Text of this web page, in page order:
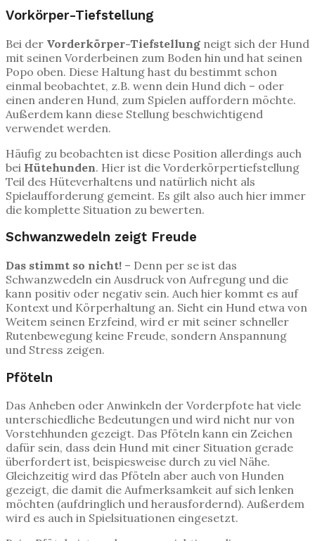
Vorkörper-Tiefstellung
Bei der Vorderkörper-Tiefstellung neigt sich der Hund
mit seinen Vorderbeinen zum Boden hin und hat seinen
Popo oben. Diese Haltung hast du bestimmt schon
einmal beobachtet, z.B. wenn dein Hund dich – oder
einen anderen Hund, zum Spielen auffordern möchte.
Außerdem kann diese Stellung beschwichtigend
verwendet werden.
Häufig zu beobachten ist diese Position allerdings auch
bei Hütehunden. Hier ist die Vorderkörpertiefstellung
Teil des Hüteverhaltens und natürlich nicht als
Spielaufforderung gemeint. Es gilt also auch hier immer
die komplette Situation zu bewerten.
Schwanzwedeln zeigt Freude
Das stimmt so nicht! – Denn per se ist das
Schwanzwedeln ein Ausdruck von Aufregung und die
kann positiv oder negativ sein. Auch hier kommt es auf
Kontext und Körperhaltung an. Sieht ein Hund etwa von
Weitem seinen Erzfeind, wird er mit seiner schneller
Rutenbewegung keine Freude, sondern Anspannung
und Stress zeigen.
Pföteln
Das Anheben oder Anwinkeln der Vorderpfote hat viele
unterschiedliche Bedeutungen und wird nicht nur von
Vorstehhunden gezeigt. Das Pföteln kann ein Zeichen
dafür sein, dass dein Hund mit einer Situation gerade
überfordert ist, beispiesweise durch zu viel Nähe.
Gleichzeitig wird das Pföteln aber auch von Hunden
gezeigt, die damit die Aufmerksamkeit auf sich lenken
möchten (aufdringlich und herausfordernd). Außerdem
wird es auch in Spielsituationen eingesetzt.